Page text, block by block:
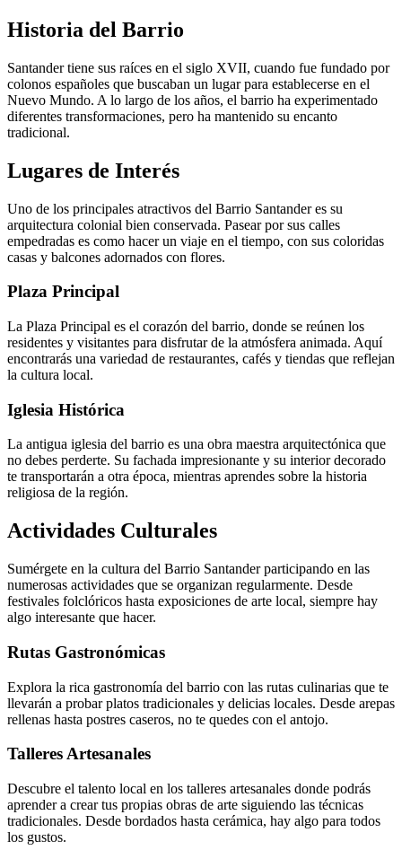
Historia del Barrio
Santander tiene sus raíces en el siglo XVII, cuando fue fundado por
colonos españoles que buscaban un lugar para establecerse en el
Nuevo Mundo. A lo largo de los años, el barrio ha experimentado
diferentes transformaciones, pero ha mantenido su encanto
tradicional.
Lugares de Interés
Uno de los principales atractivos del Barrio Santander es su
arquitectura colonial bien conservada. Pasear por sus calles
empedradas es como hacer un viaje en el tiempo, con sus coloridas
casas y balcones adornados con flores.
Plaza Principal
La Plaza Principal es el corazón del barrio, donde se reúnen los
residentes y visitantes para disfrutar de la atmósfera animada. Aquí
encontrarás una variedad de restaurantes, cafés y tiendas que reflejan
la cultura local.
Iglesia Histórica
La antigua iglesia del barrio es una obra maestra arquitectónica que
no debes perderte. Su fachada impresionante y su interior decorado
te transportarán a otra época, mientras aprendes sobre la historia
religiosa de la región.
Actividades Culturales
Sumérgete en la cultura del Barrio Santander participando en las
numerosas actividades que se organizan regularmente. Desde
festivales folclóricos hasta exposiciones de arte local, siempre hay
algo interesante que hacer.
Rutas Gastronómicas
Explora la rica gastronomía del barrio con las rutas culinarias que te
llevarán a probar platos tradicionales y delicias locales. Desde arepas
rellenas hasta postres caseros, no te quedes con el antojo.
Talleres Artesanales
Descubre el talento local en los talleres artesanales donde podrás
aprender a crear tus propias obras de arte siguiendo las técnicas
tradicionales. Desde bordados hasta cerámica, hay algo para todos
los gustos.